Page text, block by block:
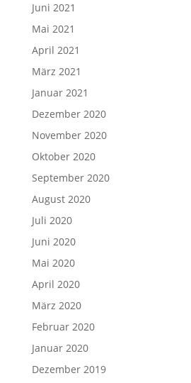
Juni 2021
Mai 2021
April 2021
März 2021
Januar 2021
Dezember 2020
November 2020
Oktober 2020
September 2020
August 2020
Juli 2020
Juni 2020
Mai 2020
April 2020
März 2020
Februar 2020
Januar 2020
Dezember 2019